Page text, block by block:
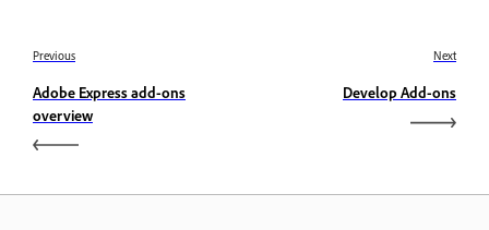
Previous
Adobe Express add-ons
overview
Next
Develop Add-ons